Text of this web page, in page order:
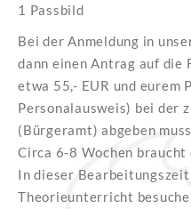
1 Passbild
Bei der Anmeldung in
dann einen Antrag auf die
etwa 55,- EUR und eurem
Personalausweis) bei der
(Bürgeramt) abgeben
Circa 6-8 Wochen braucht
In dieser
Theorieunterricht